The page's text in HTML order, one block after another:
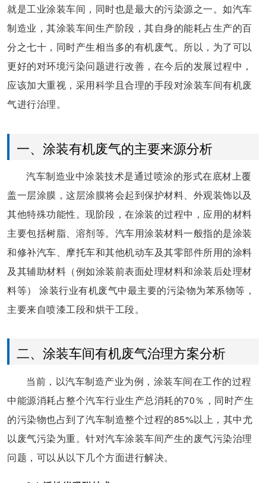
就是工业涂装车间，同时也是最大的污染源之一。如汽车
制造业，其涂装车间生产阶段，其自身的能耗占生产的百
分之七十，同时产生相当多的有机废气。所以，为了可以
更好的对环境污染问题进行改善，在今后的发展过程中，
应该加大重视，采用科学且合理的手段对涂装车间有机废
气进行治理。
一、涂装有机废气的主要来源分析
汽车制造业中涂装技术是通过喷涂的形式在底材上覆
盖一层涂膜，这层涂膜将会起到保护材料、外观装饰以及
其他特殊功能性。现阶段，在涂装的过程中，应用的材料
主要包括树脂、溶剂等。汽车用涂装材料一般指的是涂装
和修补汽车、摩托车和其他机动车及其零部件所用的涂料
及其辅助材料（例如涂装前表面处理材料和涂装后处理材
料等） 涂装行业有机废气中最主要的污染物为苯系物等，
主要来自喷漆工段和烘干工段。
二、涂装车间有机废气治理方案分析
当前，以汽车制造产业为例，涂装车间在工作的过程
中能源消耗占整个汽车行业生产总消耗的70％，同时产生
的污染物也占到了汽车制造整个过程的85%以上，其中尤
以废气污染为重。针对汽车涂装车间产生的废气污染治理
问题，可以从以下几个方面进行解决。